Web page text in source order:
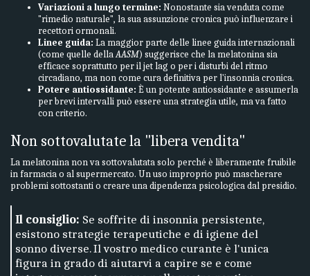
Variazioni a lungo termine: Nonostante sia venduta come
"rimedio naturale", la sua assunzione cronica può influenzare i
recettori ormonali.
Linee guida: La maggior parte delle linee guida internazionali
(come quelle dellaAASM) suggerisce che la melatonina sia
efficace soprattutto per il jet lag o per i disturbi del ritmo
circadiano, ma non come cura definitiva per l'insonnia cronica.
Potere antiossidante: È un potente antiossidante e assumerla
per brevi intervalli può essere una strategia utile, ma va fatto
con criterio.
Non sottovalutate la "libera vendita"
La melatonina non va sottovalutata solo perché è liberamente fruibile
in farmacia o al supermercato. Un uso improprio può mascherare
problemi sottostanti o creare una dipendenza psicologica dal presidio.
Il consiglio: Se soffrite di insonnia persistente,
esistono strategie terapeutiche e di igiene del
sonno diverse. Il vostro medico curante è l'unica
figura in grado di aiutarvi a capire se e come